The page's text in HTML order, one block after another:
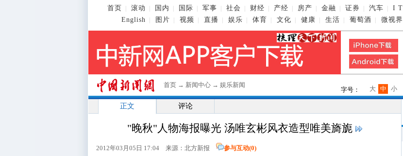
首页 滚动 国内 国际 军事 社会 财经 产经 房产 金融 证券 汽车 I T
English
图片 视频 直播 娱乐 体育 文化 健康 生活 葡萄酒 微视界
首页 → 新闻中心 → 娱乐新闻
字号： 小
中
大
正文 评论
"晚秋"人物海报曝光 汤唯玄彬风衣造型唯美旖旎
2012年03月05日 17:04 来源：北方新报 参与互动(0)